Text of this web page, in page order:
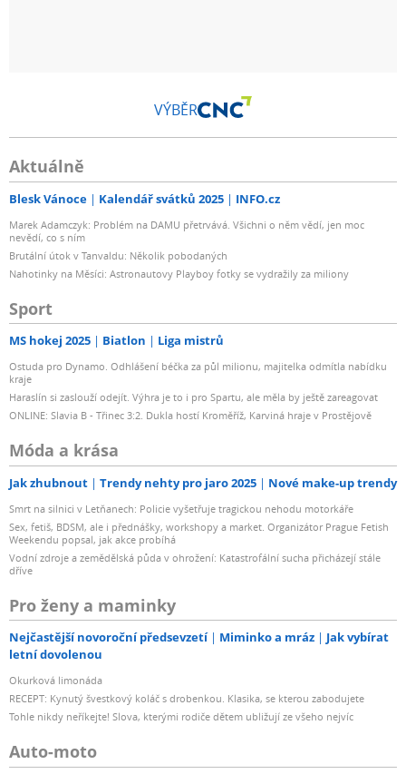
VÝBĚR
Aktuálně
Blesk Vánoce Kalendář svátků 2025 INFO.cz
Marek Adamczyk: Problém na DAMU přetrvává. Všichni o něm vědí, jen moc
nevědí, co s ním
Brutální útok v Tanvaldu: Několik pobodaných
Nahotinky na Měsíci: Astronautovy Playboy fotky se vydražily za miliony
Sport
MS hokej 2025 Biatlon Liga mistrů
Ostuda pro Dynamo. Odhlášení béčka za půl milionu, majitelka odmítla nabídku
kraje
Haraslín si zaslouží odejít. Výhra je to i pro Spartu, ale měla by ještě zareagovat
ONLINE: Slavia B - Třinec 3:2. Dukla hostí Kroměříž, Karviná hraje v Prostějově
Móda a krása
Jak zhubnout Trendy nehty pro jaro 2025 Nové make-up trendy
Smrt na silnici v Letňanech: Policie vyšetřuje tragickou nehodu motorkáře
Sex, fetiš, BDSM, ale i přednášky, workshopy a market. Organizátor Prague Fetish
Weekendu popsal, jak akce probíhá
Vodní zdroje a zemědělská půda v ohrožení: Katastrofální sucha přicházejí stále
dříve
Pro ženy a maminky
Nejčastější novoroční předsevzetí Miminko a mráz
Jak vybírat
letní dovolenou
Okurková limonáda
RECEPT: Kynutý švestkový koláč s drobenkou. Klasika, se kterou zabodujete
Tohle nikdy neříkejte! Slova, kterými rodiče dětem ubližují ze všeho nejvíc
Auto-moto